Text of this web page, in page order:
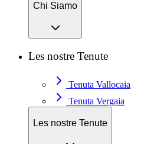
Chi Siamo
Les nostre Tenute
Tenuta Vallocaia
Tenuta Vergaia
Les nostre Tenute